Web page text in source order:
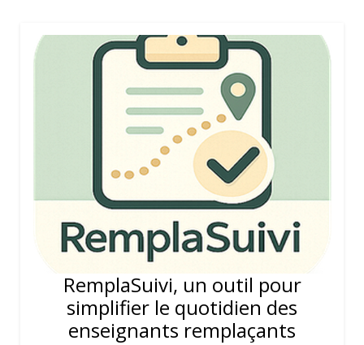
RemplaSuivi, un outil pour
simplifier le quotidien des
enseignants remplaçants